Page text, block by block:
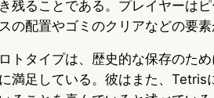
残ることである。プレイヤーは
の配置やゴミのクリアなどの要素
トタイプは、歴史的な保存のた
満足している。彼はまた、